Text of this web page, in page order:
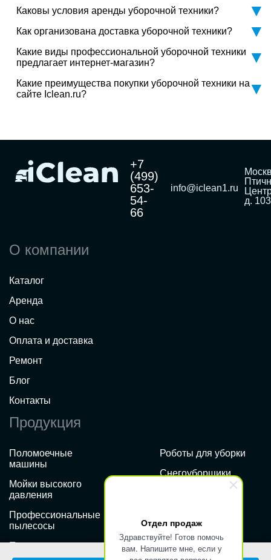
Отдел продаж
Здравствуйте! Готов помочь
вам. Напишите мне, если у
Каковы условия аренды уборочной техники?
Как организована доставка уборочной техники?
Какие виды профессиональной уборочной техники
предлагает интернет-магазин?
Какие преимущества покупки уборочной техники на
сайте Iclean.ru?
+7
(499)
653-
54-
66
info@iclean1.ru
д. 103
О компании
Каталог
Аренда
О нас
Оплата и доставка
Ремонт
Блог
Контакты
Продукция
Поломоечные
машины
Мойки высокого
давления
Профессиональные
пылесосы
Пылесосы
Роботы для уборки
Снегоуборщики
Прочая уборочная
техника
Погрузчики